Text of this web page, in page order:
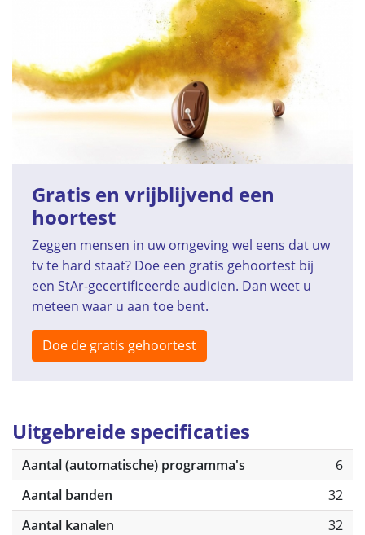
Gratis en vrijblijvend een
hoortest
Zeggen mensen in uw omgeving wel eens dat uw
tv te hard staat? Doe een gratis gehoortest bij
een StAr-gecertificeerde audicien. Dan weet u
meteen waar u aan toe bent.
Doe de gratis gehoortest
Uitgebreide specificaties
Aantal (automatische) programma's
6
Aantal banden
32
Aantal kanalen
32